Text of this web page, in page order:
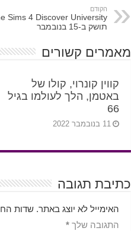
הקודם
Sims 4 Discover University
תושק ב-15 בנובמבר
מאמרים קשורים
קווין קונרוי, קולו של
באטמן, הלך לעולמו בגיל
66
11 בנובמבר 2022
כתיבת תגובה
האימייל לא יוצג באתר. שדות
התגובה שלך*